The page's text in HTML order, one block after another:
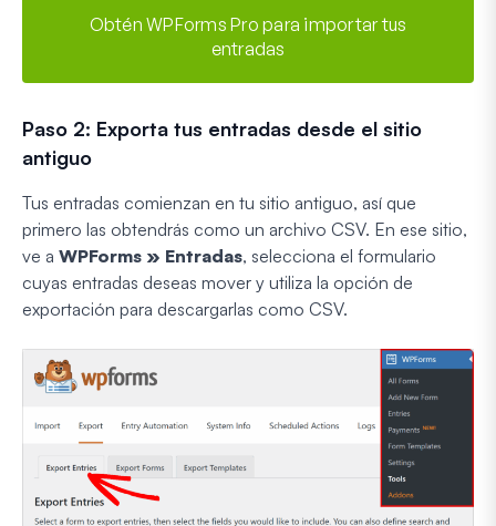
Obtén WPForms Pro para importar tus
entradas
Paso 2: Exporta tus entradas desde el sitio
antiguo
Tus entradas comienzan en tu sitio antiguo, así que
primero las obtendrás como un archivo CSV. En ese sitio,
ve a WPForms » Entradas, selecciona el formulario
cuyas entradas deseas mover y utiliza la opción de
exportación para descargarlas como CSV.